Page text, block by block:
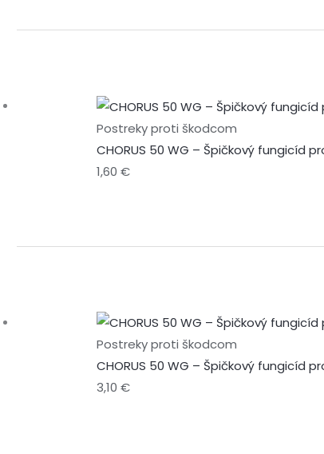
Postreky proti škodcom
CHORUS 50 WG – Špičkový fungicíd
1,60€
Postreky proti škodcom
CHORUS 50 WG – Špičkový fungicíd
3,10€